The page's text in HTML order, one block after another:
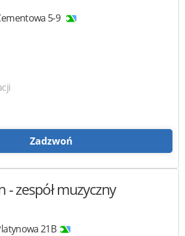
5-9
Zadzwoń
- zespół muzyczny
21B